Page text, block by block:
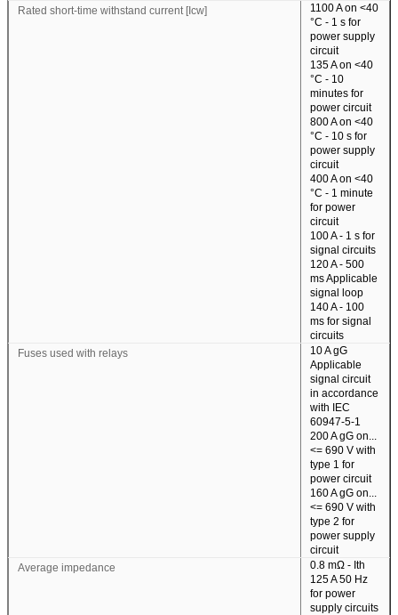
Rated short-time withstand current [Icw]
1100 A on <40
°C - 1 s for
power supply
circuit
135 A on <40
°C - 10
minutes for
power circuit
800 A on <40
°C - 10 s for
power supply
circuit
400 A on <40
°C - 1 minute
for power
circuit
100 A - 1 s for
signal circuits
120 A - 500
ms Applicable
signal loop
140 A - 100
ms for signal
circuits
Fuses used with relays
10 A gG
Applicable
signal circuit
in accordance
with IEC
60947-5-1
200 A gG on...
<= 690 V with
type 1 for
power circuit
160 A gG on...
<= 690 V with
type 2 for
power supply
circuit
Average impedance
0.8 mΩ - Ith
125 A 50 Hz
for power
supply circuits